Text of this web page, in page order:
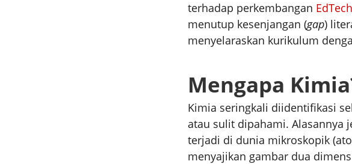
terhadap perkembangan EdTech
menutup kesenjangan (gap)
menyelaraskan kurikulum
Mengapa
Kimia seringkali diidentifikasi
atau sulit dipahami. Alasannya
terjadi di dunia mikroskopik
menyajikan gambar dua